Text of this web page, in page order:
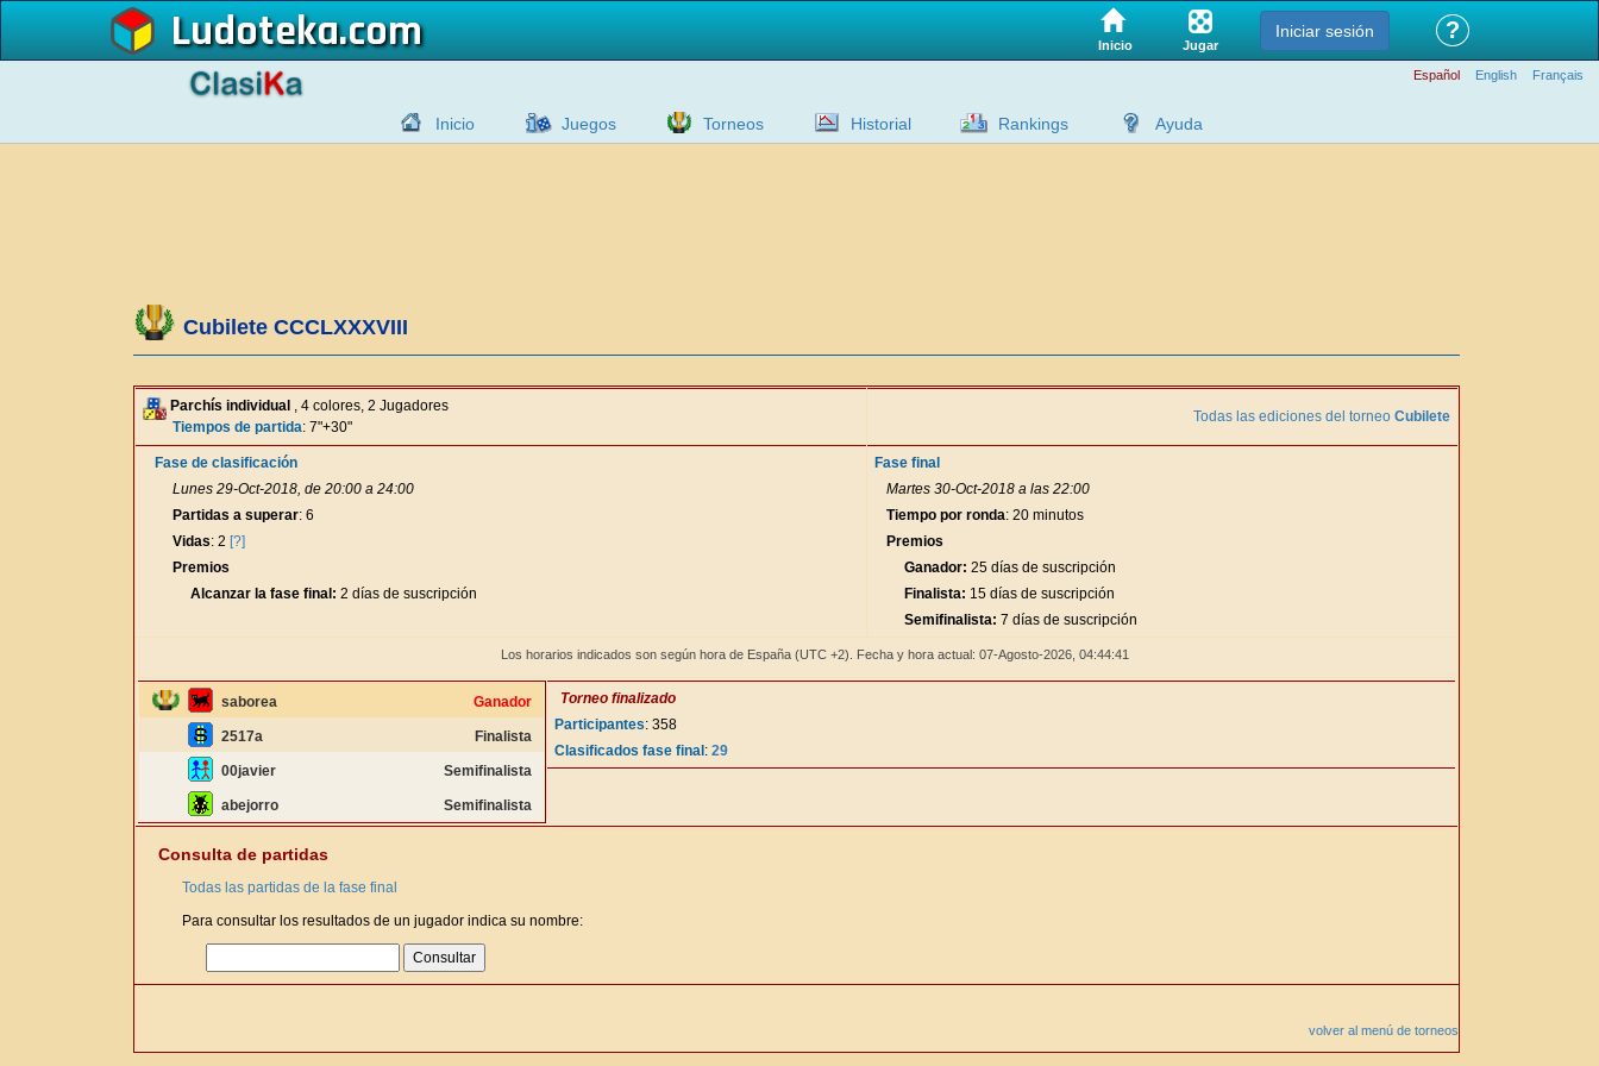
Ludoteka Inicio Jugar
Iniciar sesión ?
Español English Français
Inicio Juegos Torneos Historial Rankings Ayuda
Cubilete CCCLXXXVIII
Parchís individual , 4 colores, 2 Jugadores
Tiempos de partida: 7"+30"
Todas las ediciones del torneo Cubilete
Fase de clasificación
Lunes 29-Oct-2018, de 20:00 a 24:00
Partidas a superar: 6
Vidas: 2 [?]
Premios
Alcanzar la fase final: 2 días de suscripción
Fase final
Martes 30-Oct-2018 a las 22:00
Tiempo por ronda: 20 minutos
Premios
Ganador: 25 días de suscripción
Finalista: 15 días de suscripción
Semifinalista: 7 días de suscripción
Los horarios indicados son según hora de España (UTC +2). Fecha y hora actual: 07-Agosto-2026, 04:44:41
saborea Ganador
2517a Finalista
00javier Semifinalista
abejorro Semifinalista
Torneo finalizado
Participantes: 358
Clasificados fase final : 29
Consulta de partidas
Todas las partidas de la fase final
Para consultar los resultados de un jugador indica su nombre:
volver al menú de torneos